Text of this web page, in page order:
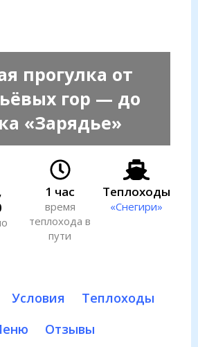
прогулка от
гор — до
«Зарядье»
1 час
время
теплохода в
пути
Теплоходы
«Снегири»
Условия
Теплоходы
Отзывы